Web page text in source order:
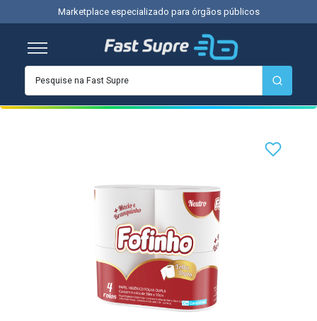
Marketplace especializado para órgãos públicos